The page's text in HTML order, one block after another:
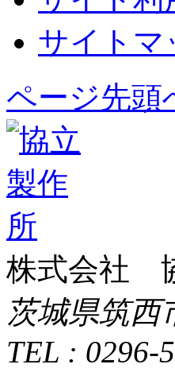
サイトマ
ページ先頭
株式会社
茨城県筑西
TEL : 0296-